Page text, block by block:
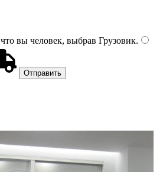
вы человек, выбрав Грузовик.